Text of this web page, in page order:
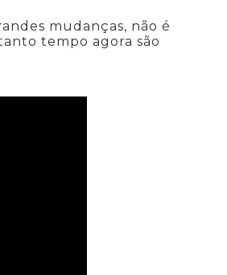
mudanças, não é
tempo agora são